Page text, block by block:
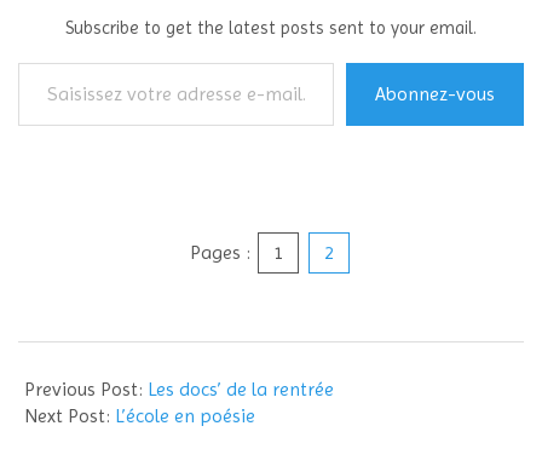
Subscribe to get the latest posts sent to your email.
votre
adresse
Abonnez-vous
Pages : 1 2
08-
26
Previous Post: Les docs’ de la rentrée
Next Post: L’école en poésie